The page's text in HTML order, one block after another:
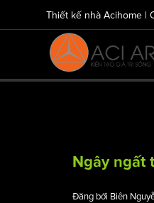
Thiết kế nhà Acihome |
Ngây ngất
Đăng bởi Biên